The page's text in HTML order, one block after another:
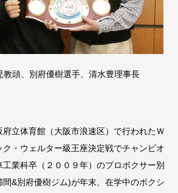
教頭、別府優樹選手、清水豊理事長
立体育館（大阪市浪速区）で行われたＷ
・ ウェルター級王座決定戦でチャンピオ
工業科卒（２００９年）のプロボクサー別
間&別府優樹ジム)が年末、 在学中のボクシ